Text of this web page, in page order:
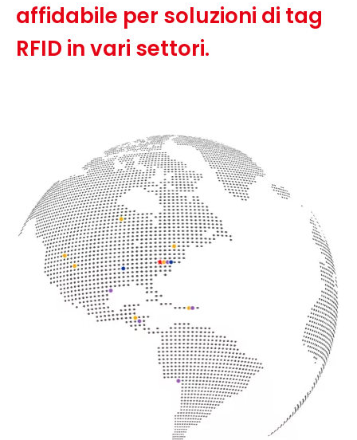
affidabile per soluzioni di tag
RFID in vari settori.